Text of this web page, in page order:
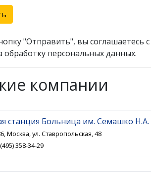
"Отправить", вы соглашаетесь с
обработку персональных данных.
компании
станция Больница им. Семашко Н.А.
Москва, ул. Ставропольская, 48
358-34-29